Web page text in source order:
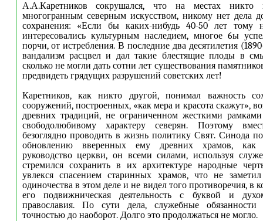
А.А.Каретников сокрушался, что на местах никто
многогранным северным искусством, никому нет дела
сохранения: «Если бы каких-нибудь 40-50 лет тому
интересовались культурным наследием, многое 6ы
порчи, от истребления. В последние два десятилетия
вандализм расцвел и дал такие блестящие плоды в
сколько не могли дать сотни лет существования
предвидеть грядущих разрушений советских лет!
Каретников, как никто другой, понимал важность
сооружений, построенных, «как мера и красота скажут»,
древних традиций, не ограниченном жесткими
свободолюбивому характеру северян. Поэтому
безоглядно проводить в жизнь политику Свят. Синода
обновлению вверенных ему древних храмов, как
руководство церкви, он всеми силами, используя
стремился сохранить в их архитектуре народные
увлекся спасением старинных храмов, что не
одиночества в этом деле и не видел того противоречия, в
его подвижническая деятельность с буквой и
православия. По сути дела, служебные
точностью до наоборот. Долго это продолжаться не могло.